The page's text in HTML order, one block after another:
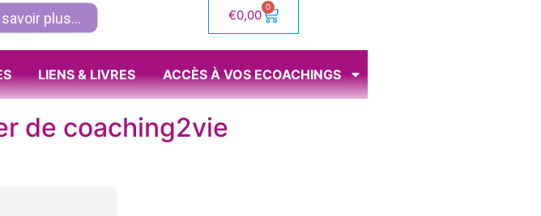
savoir plus... €0,00
0
LIENS & LIVRES ACCÈS À VOS ECOACHINGS
de coaching2vie